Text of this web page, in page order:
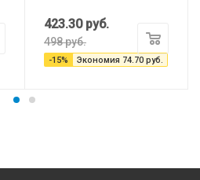
423.30руб.
498руб.
-15% Экономия 74.70 руб.